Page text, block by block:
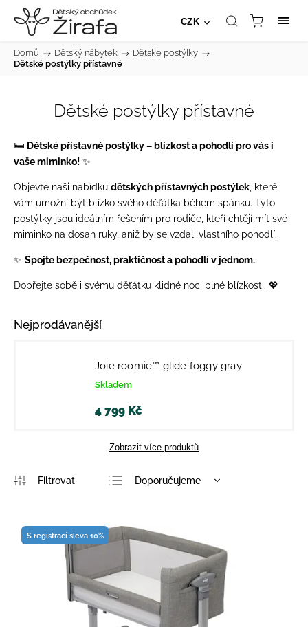
CZK
Domů / Dětský nábytek / Dětské postýlky /
Dětské postýlky přístavné
Dětské postýlky přístavné
🛏️ Dětské přístavné postýlky – blízkost a pohodlí pro vás i
vaše miminko! ✨
Objevte naši nabídku dětských přístavných postýlek , které
vám umožní být blízko svého děťátka během spánku. Tyto
postýlky jsou ideálním řešením pro rodiče, kteří chtějí mít své
miminko na dosah ruky, aniž by se vzdali vlastního pohodlí.
✨ Spojte bezpečnost, praktičnost a pohodlí v jednom.
Dopřejte sobě i svému děťátku klidné noci plné blízkosti. 💖
Nejprodávanější
Joie roomie™ glide foggy gray
Skladem
4 799 Kč
Zobrazit více produktů
Doporučujeme
Nejprodávanější
Abecedně
S registrací sleva 10%